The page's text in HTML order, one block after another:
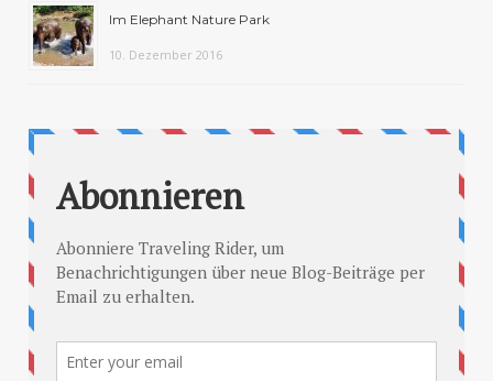
Im Elephant Nature Park
10. Dezember 2016